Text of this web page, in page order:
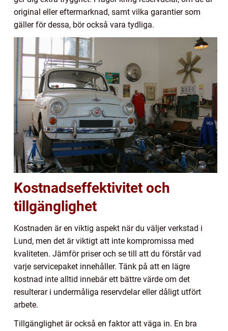
original eller eftermarknad, samt vilka garantier som
gäller för dessa, bör också vara tydliga.
Kostnadseffektivitet och
tillgänglighet
Kostnaden är en viktig aspekt när du väljer verkstad i
Lund, men det är viktigt att inte kompromissa med
kvaliteten. Jämför priser och se till att du förstår vad
varje servicepaket innehåller. Tänk på att en lägre
kostnad inte alltid innebär ett bättre värde om det
resulterar i undermåliga reservdelar eller dåligt utfört
arbete.
Tillgänglighet är också en faktor att väga in. En bra